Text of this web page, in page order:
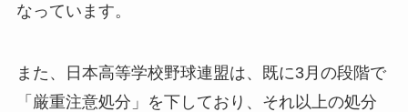
なっています。
また、日本高等学校野球連盟は、既に3月の段階で
「厳重注意処分」を下しており、それ以上の処分